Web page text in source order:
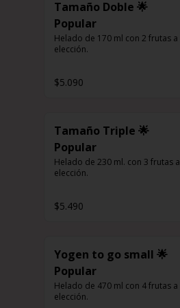
Tamaño Doble 🌟
Popular
Helado de 170 ml con 2 frutas a
elección.
$5.090
Tamaño Triple 🌟
Popular
Helado de 230 ml. con 3 frutas a
elección.
$5.490
Yogen to go small 🌟
Popular
Helado de 470 ml con 4 frutas a
elección.